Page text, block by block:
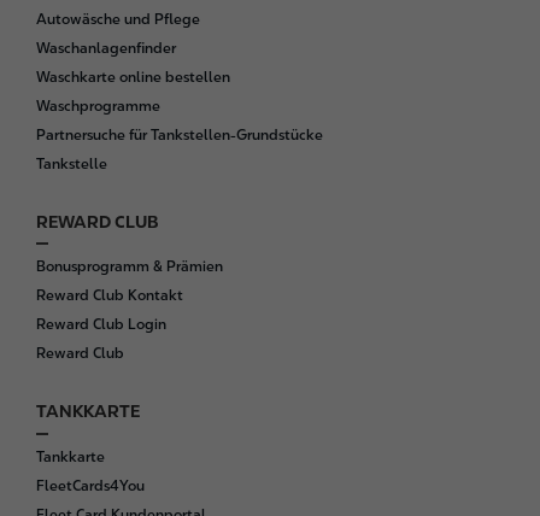
Autowäsche und Pflege
Waschanlagenfinder
Waschkarte online bestellen
Waschprogramme
Partnersuche für Tankstellen-Grundstücke
Tankstelle
REWARD CLUB
Bonusprogramm & Prämien
Reward Club Kontakt
Reward Club Login
Reward Club
TANKKARTE
Tankkarte
FleetCards4You